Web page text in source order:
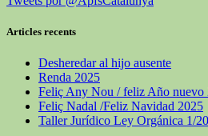
Articles recents
Desheredar al hijo ausente
Renda 2025
Feliç Any Nou / feliz Año nuevo
Feliç Nadal /Feliz Navidad 2025
Taller Jurídico Ley Orgánica 1/